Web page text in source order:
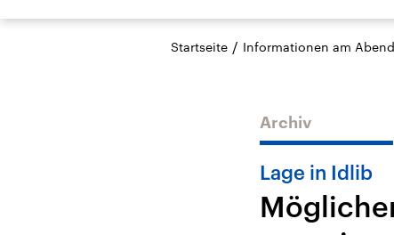
Die Nachrichten Politik
Hörspiel und Feature Musik
Aktuelle Beiträge,
Startseite / Informationen am Abend
Archiv
Lage in Idlib